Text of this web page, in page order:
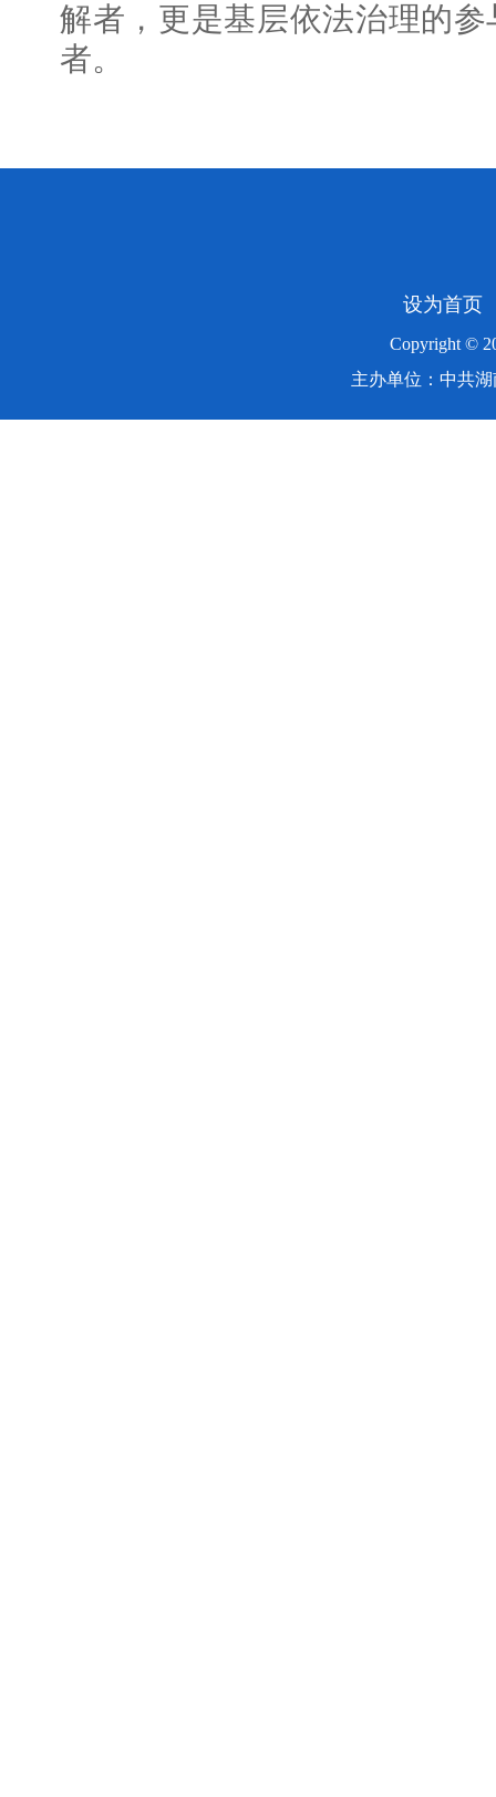
解者，更是基层依法治理的
者。
设为首页
Copyright ©
主办单位：中共